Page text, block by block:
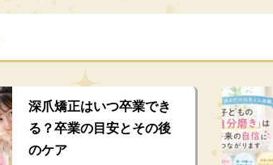
深爪矯正はいつ卒業でき
る？卒業の目安とその後
のケア